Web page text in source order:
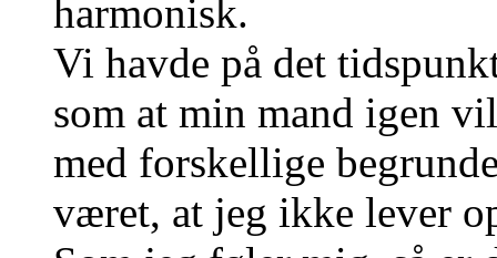
harmonisk.
Vi havde på det
som at min mand igen
med forskellige
været, at jeg ikke lever